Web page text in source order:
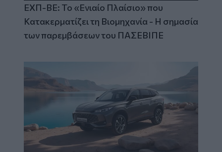
ΕΧΠ-ΒΕ: Το «Ενιαίο Πλαίσιο» που
Κατακερματίζει τη Βιομηχανία - Η σημασία
των παρεμβάσεων του ΠΑΣΕΒΙΠΕ